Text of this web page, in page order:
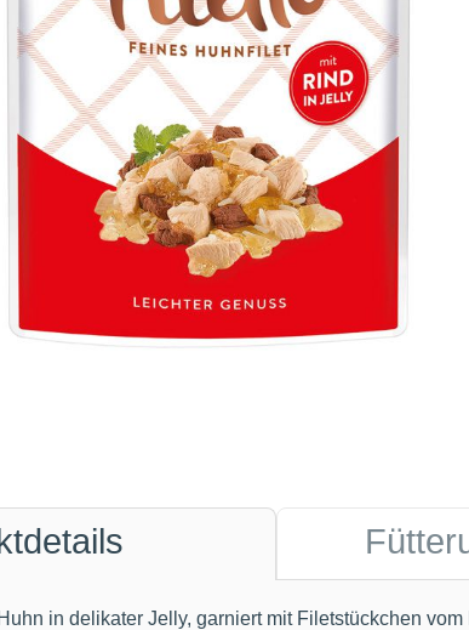
in delikater Jelly, garniert mit Filetstückchen